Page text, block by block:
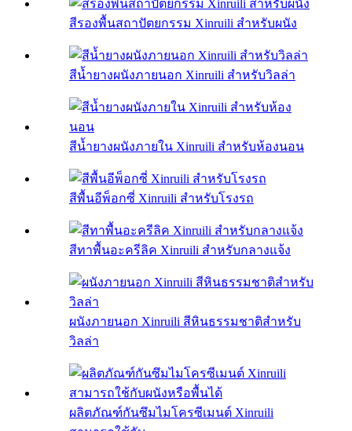
สีรองพื้นสถาปัตยกรรม Xinruili สำหรับผนัง
สีน้ำยางผนังภายนอก Xinruili สำหรับวิลล่า
สีน้ำยางผนังภายใน Xinruili สำหรับห้องนอน
สีพื้นอีพ็อกซี่ Xinruili สำหรับโรงรถ
สีทาพื้นอะครีลิค Xinruili สำหรับกลางแจ้ง
ผนังภายนอก Xinruili สีหินธรรมชาติสำหรับ
วิลล่า
ผลิตภัณฑ์กันซึมไมโครซีเมนต์ Xinruili